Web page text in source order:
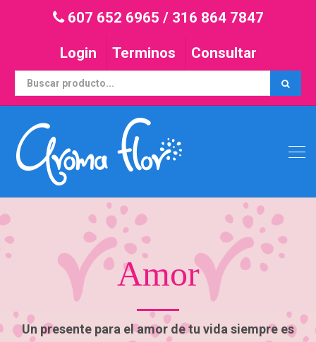
607 652 6965 / 316 864 7847
Login Terminos Consultar
Amor
Un presente para el amor de tu vida siempre es